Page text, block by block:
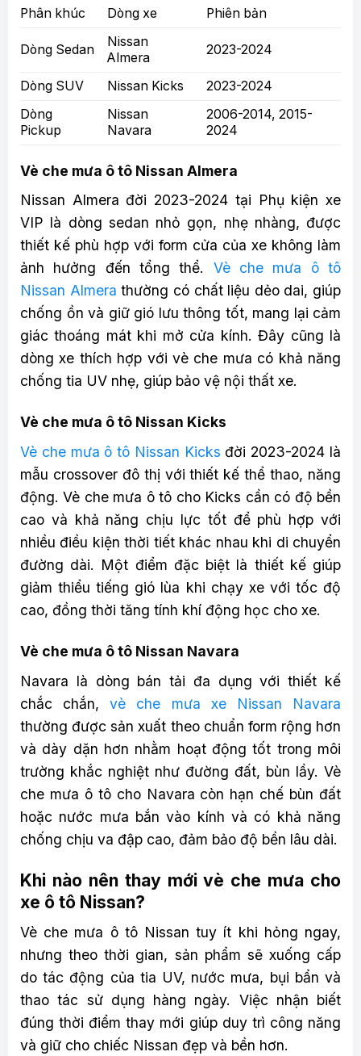
Phân khúc Dòng xe Phiên bản
Dòng Sedan
Nissan
Almera
2023-2024
Dòng SUV Nissan Kicks
2023-2024
Dòng
Pickup
Nissan
Navara
2006-2014, 2015-
2024
Vè che mưa ô tô Nissan Almera
Nissan Almera đời 2023-2024 tại Phụ kiện xe
VIP là dòng sedan nhỏ gọn, nhẹ nhàng, được
thiết kế phù hợp với form cửa của xe không làm
ảnh hưởng đến tổng thể. Vè che mưa ô tô
Nissan Almera thường có chất liệu dẻo dai, giúp
chống ồn và giữ gió lưu thông tốt, mang lại cảm
giác thoáng mát khi mở cửa kính. Đây cũng là
dòng xe thích hợp với vè che mưa có khả năng
chống tia UV nhẹ, giúp bảo vệ nội thất xe.
Vè che mưa ô tô Nissan Kicks
Vè che mưa ô tô Nissan Kicks đời 2023-2024 là
mẫu crossover đô thị với thiết kế thể thao, năng
động. Vè che mưa ô tô cho Kicks cần có độ bền
cao và khả năng chịu lực tốt để phù hợp với
nhiều điều kiện thời tiết khác nhau khi di chuyển
đường dài. Một điểm đặc biệt là thiết kế giúp
giảm thiểu tiếng gió lùa khi chạy xe với tốc độ
cao, đồng thời tăng tính khí động học cho xe.
Vè che mưa ô tô Nissan Navara
Navara là dòng bán tải đa dụng với thiết kế
chắc chắn,vè che mưa xe Nissan Navara
thường được sản xuất theo chuẩn form rộng hơn
và dày dặn hơn nhằm hoạt động tốt trong môi
trường khắc nghiệt như đường đất, bùn lầy. Vè
che mưa ô tô cho Navara còn hạn chế bùn đất
hoặc nước mưa bắn vào kính và có khả năng
chống chịu va đập cao, đảm bảo độ bền lâu dài.
Khi nào nên thay mới vè che mưa cho
xe ô tô Nissan?
Vè che mưa ô tô Nissan tuy ít khi hỏng ngay,
nhưng theo thời gian, sản phẩm sẽ xuống cấp
do tác động của tia UV, nước mưa, bụi bẩn và
thao tác sử dụng hàng ngày. Việc nhận biết
đúng thời điểm thay mới giúp duy trì công năng
và giữ cho chiếc Nissan đẹp và bền hơn.